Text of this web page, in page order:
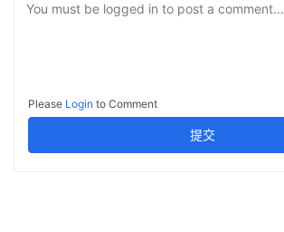
You must be logged in to post a comment...
Please Login to Comment
提交